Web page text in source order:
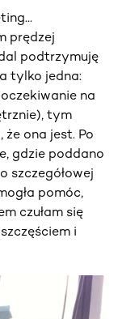
prędzej
podtrzymuję
tylko jedna:
na
tym
że ona jest. Po
gdzie poddano
szczegółowej
pomóc,
czułam się
i